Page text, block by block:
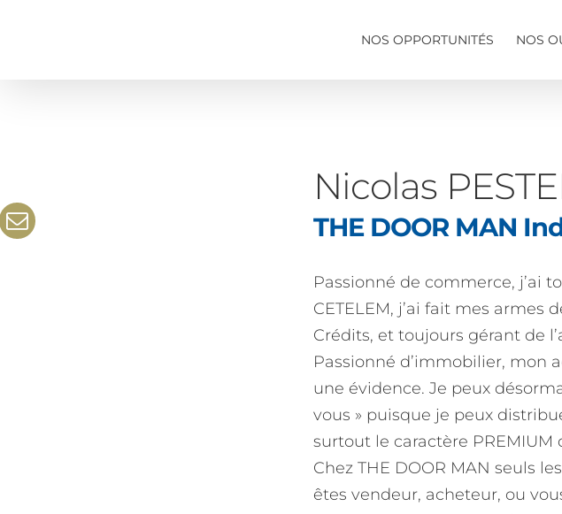
NOS OPPORTUNITÉS NOS
Nicolas
THE DOOR MAN
Passionné de commerce, j’ai
CETELEM, j’ai fait mes armes
Crédits, et toujours gérant de
Passionné d’immobilier, mon
une évidence. Je peux
vous » puisque je peux
surtout le caractère PREMIUM
Chez THE DOOR MAN seuls
êtes vendeur, acheteur, ou